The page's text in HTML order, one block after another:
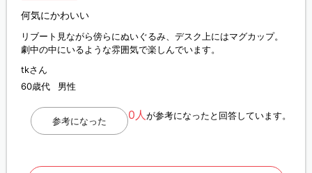
何気にかわいい
リブート見ながら傍らにぬいぐるみ、デスク上にはマグカップ。
劇中の中にいるような雰囲気で楽しんでいます。
tkさん
60歳代
男性
0人が参考になったと回答しています。
参考になった